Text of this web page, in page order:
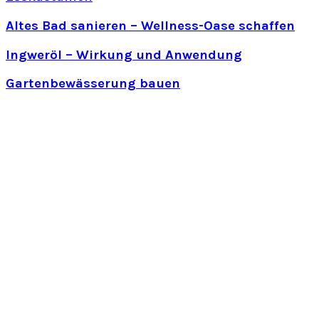
Altes Bad sanieren – Wellness-Oase schaffen
Ingweröl – Wirkung und Anwendung
Gartenbewässerung bauen